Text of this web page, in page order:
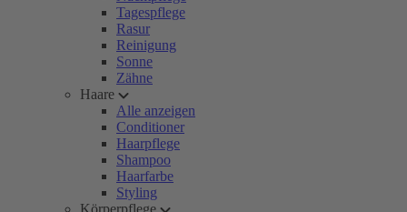
Tagespflege
Rasur
Reinigung
Sonne
Zähne
Haare
Alle anzeigen
Conditioner
Haarpflege
Shampoo
Haarfarbe
Styling
Körperpflege